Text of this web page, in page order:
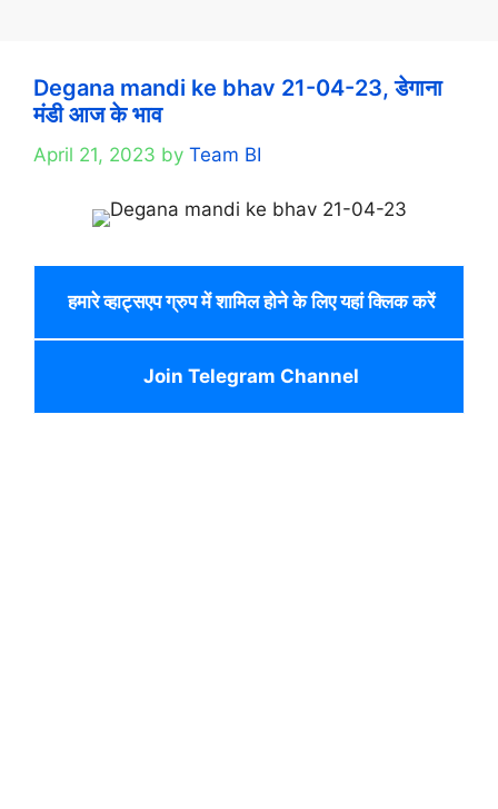
Degana mandi ke bhav 21-04-23, डेगाना
मंडी आज के भाव
April 21, 2023 by Team BI
हमारे व्हाट्सएप ग्रुप में शामिल होने के लिए यहां क्लिक करें
Join Telegram Channel